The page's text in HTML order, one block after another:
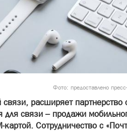
Фото: предоставлено
расширяет партнерство
для связи – продажи
Сотрудничество с